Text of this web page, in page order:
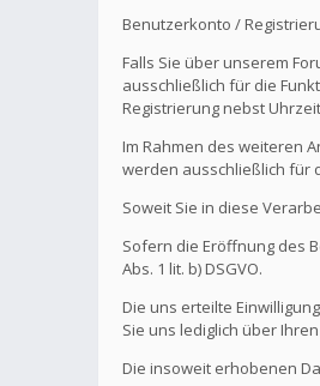
Benutzerkonto /
Falls Sie über unserem
ausschließlich für die
Registrierung nebst
Im Rahmen des weiteren
werden ausschließlich für
Soweit Sie in diese
Sofern die Eröffnung des
Abs. 1 lit. b) DSGVO.
Die uns erteilte
Sie uns lediglich über
Die insoweit erhobenen